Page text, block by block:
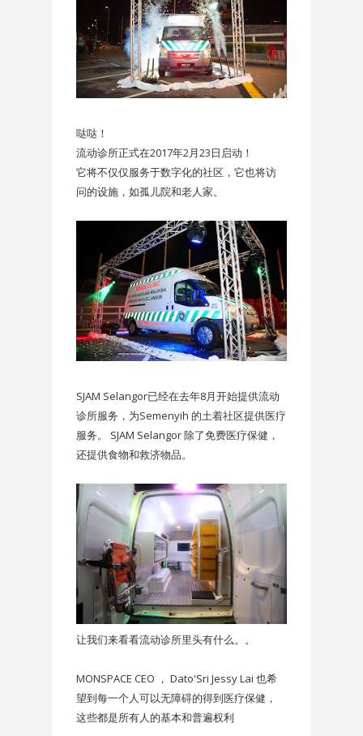
哒哒！
流动诊所正式在2017年2月23日启动！
它将不仅仅服务于数字化的社区，它也将访
问的设施，如孤儿院和老人家。
SJAM Selangor已经在去年8月开始提供流动
诊所服务，为Semenyih 的土着社区提供医疗
服务。 SJAM Selangor 除了免费医疗保健，
还提供食物和救济物品。
让我们来看看流动诊所里头有什么。。
MONSPACE CEO ， Dato'Sri Jessy Lai 也希
望到每一个人可以无障碍的得到医疗保健，
这些都是所有人的基本和普遍权利